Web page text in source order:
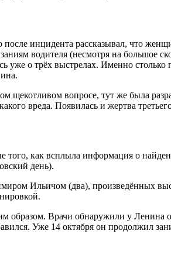
инцидента рассказывал, что
водителя (несмотря на большое
о трёх выстрелах. Именно столько
щекотливом вопросе, тут же была
вреда. Появилась и жертва
того, как всплыла информация о
день).
Ильичом (два), произведённых
образом. Врачи обнаружили у
Уже 14 октября он продолжил